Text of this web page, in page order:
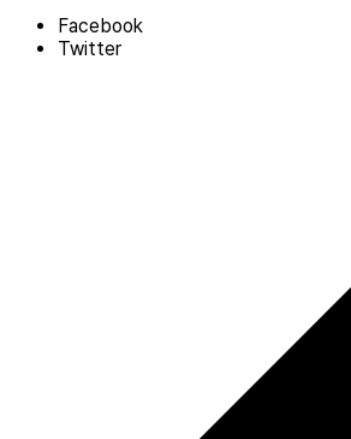
Share
Facebook
Twitter